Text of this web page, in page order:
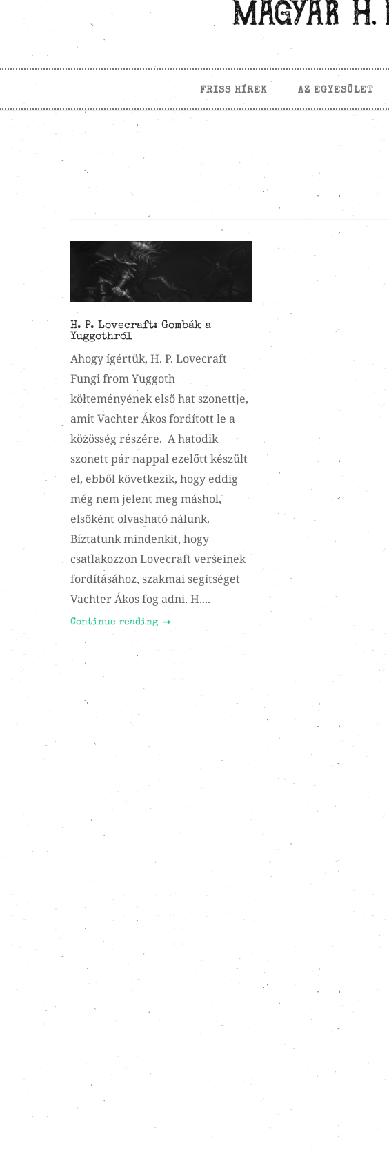
FRISS HÍREK AZ EGYESÜLET
H. P. Lovecraft: Gombák a
Yuggothról
Ahogy ígértük, H. P. Lovecraft
Fungi from Yuggoth
költeményének első hat szonettje,
amit Vachter Ákos fordított le a
közösség részére. A hatodik
szonett pár nappal ezelőtt készült
el, ebből következik, hogy eddig
még nem jelent meg máshol,
elsőként olvasható nálunk.
Bíztatunk mindenkit, hogy
csatlakozzon Lovecraft verseinek
fordításához, szakmai segítséget
Vachter Ákos fog adni. H....
Continue reading